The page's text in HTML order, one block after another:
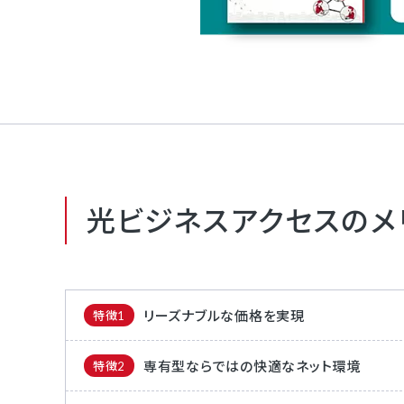
光ビジネスアクセスのメ
特徴1 リーズナブルな価格を実現
特徴2 専有型ならではの快適なネット環境